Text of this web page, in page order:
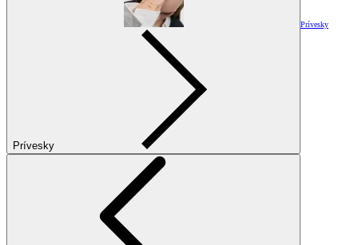
Prívesky
Prívesky